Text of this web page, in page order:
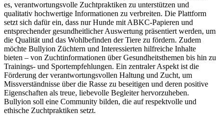
es, verantwortungsvolle Zuchtpraktiken zu unterstützen und
qualitativ hochwertige Informationen zu verbreiten. Die Plattform
setzt sich dafür ein, dass nur Hunde mit ABKC-Papieren und
entsprechender gesundheitlicher Auswertung präsentiert werden, um
die Qualität und das Wohlbefinden der Tiere zu fördern. Zudem
möchte Bullyion Züchtern und Interessierten hilfreiche Inhalte
bieten – von Zuchtinformationen über Gesundheitsthemen bis hin zu
Trainings- und Sportempfehlungen. Ein zentraler Aspekt ist die
Förderung der verantwortungsvollen Haltung und Zucht, um
Missverständnisse über die Rasse zu beseitigen und deren positive
Eigenschaften als treue, liebevolle Begleiter hervorzuheben.
Bullyion soll eine Community bilden, die auf respektvolle und
ethische Zuchtpraktiken setzt.